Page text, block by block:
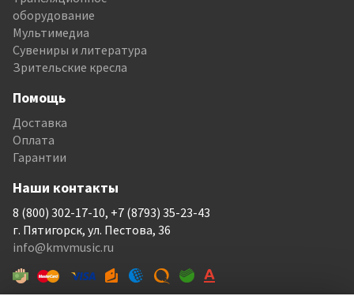
оборудование
Мультимедиа
Сувениры и литература
Зрительские кресла
Помощь
Доставка
Оплата
Гарантии
Наши контакты
8 (800) 302-17-10, +7 (8793) 35-23-43
г. Пятигорск, ул. Пестова, 36
info@kmvmusic.ru